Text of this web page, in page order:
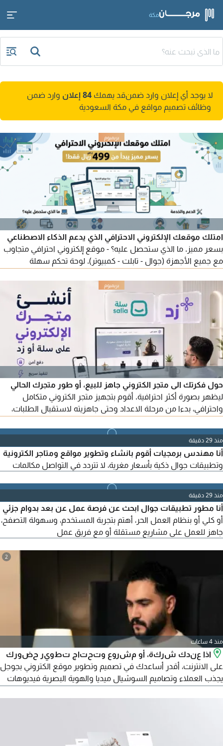
مكة
لا يوجد أي إعلان وارد ضمنقد يهمك 84 إعلان
وارد ضمن
وظائف تصميم مواقع في مكة السعودية
امتلك موقعك الإلكتروني الاحترافي الذي يدعم الذكاء الاصطناعي
بسعر مميز. ما الذي ستحصل عليه؟ - موقع إلكتروني احترافي متجاوب
مع جميع الأجهزة (جوال - تابلت - كمبيوتر). لوحة تحكم سهلة
الدعم والخدمة: دعم فني متواصل خلال فترة الإطلاق.
حول فكرتك الى متجر الكتروني جاهز للبيع، أو طور متجرك الحالي
ليظهر بصورة أكثر احترافية. أقوم بتجهيز متجر الكتروني متكامل
واحترافي، بدءا من مرحلة الاعداد وحتى جاهزيته لاستقبال الطلبات،
تواصل معي واذهل
منذ 29 دقيقة
أنا مهندس برمجيات أقوم بانشاء وتطوير مواقع ومتاجر الكترونية
وتطبيقات جوال ذكية بأسعار مغرية، لا تتردد في التواصل مكالمات
منذ 29 دقيقة
أنا مطور تطبيقات جوال ابحث عن فرصة عمل عن بعد بدوام جزئي
أو كلي أو بنظام العمل الحر، أهتم بتجربة المستخدم، وسهولة التصفح،
جاهز للعمل على مشاريع مستقلة أو مع فريق عمل
2
منذ 4 ساعات
اذا عندك شركة، أو مشروع وتحتاج تطوير حضورك
على الانترنت، أقدر أساعدك في تصميم وتطوير موقع الكتروني بجوجل
يجذب العملاء وتصاميم السوشيال ميديا والهوية البصرية فيديوهات